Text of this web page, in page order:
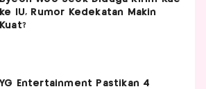
ke IU, Rumor Kedekatan Makin
Kuat?
YG Entertainment Pastikan 4